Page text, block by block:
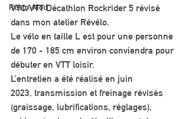
Resto-Mod
VTC/VTT Décathlon Rockrider 5 révisé
dans mon atelier Révélo.
Le vélo en taille L est pour une personne
de 170 - 185 cm environ conviendra pour
débuter en VTT loisir.
L’entretien a été réalisé en juin
2023, transmission et freinage révisés
(graissage, lubrifications, réglages),